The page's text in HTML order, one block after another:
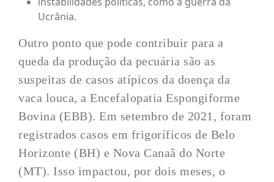
Ucrânia.
Outro ponto que pode contribuir para a
queda da produção da pecuária são as
suspeitas de casos atípicos da doença da
vaca louca, a Encefalopatia Espongiforme
Bovina (EBB). Em setembro de 2021, foram
registrados casos em frigoríficos de Belo
Horizonte (BH) e Nova Canaã do Norte
(MT). Isso impactou, por dois meses, o